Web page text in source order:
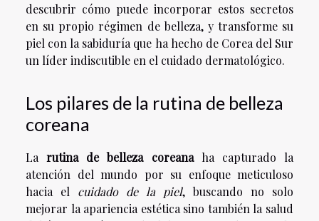
descubrir cómo puede incorporar estos secretos
en su propio régimen de belleza, y transforme su
piel con la sabiduría que ha hecho de Corea del Sur
un líder indiscutible en el cuidado dermatológico.
Los pilares de la rutina de belleza
coreana
Larutina de belleza coreanaha capturado la
atención del mundo por su enfoque meticuloso
hacia el cuidado de la piel, buscando no solo
mejorar la apariencia estética sino también la salud